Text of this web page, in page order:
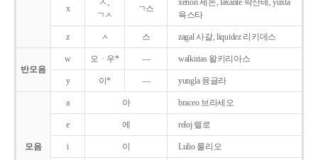
x
ㅅ,
ㄱㅅ
ㄱ스
xenón 세논, laxante 락산테, yuxta
육스타
z ㅅ 스 zagal 사갈, liquidez 리키데스
반모음
w 오ㆍ우* ― walkirias 왈키리아스
y 이* ― yungla 융글라
모음
a 아 braceo 브라세오
e 에 reloj 렐로
i 이 Lulio 룰리오